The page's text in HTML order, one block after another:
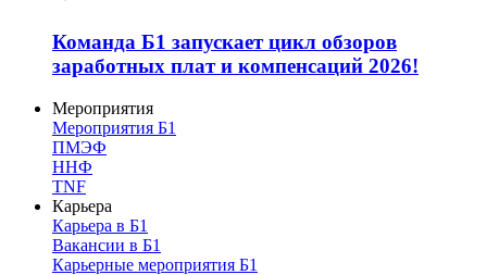
Команда Б1 запускает цикл обзоров
заработных плат и компенсаций 2026!
Мероприятия
Мероприятия Б1
ПМЭФ
ННФ
TNF
Карьера
Карьера в Б1
Вакансии в Б1
Карьерные мероприятия Б1